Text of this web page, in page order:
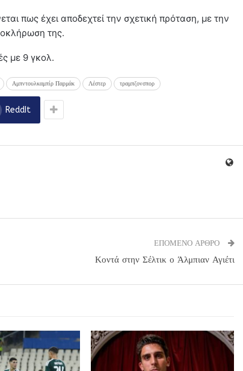
πως έχει αποδεχτεί την σχετική πρόταση, με την
της.
με 9 γκολ.
Αμπντουλκαμπίρ Παρμάκ Λέστερ τραμπζονσπορ
ReddIt
ΕΠΟΜΕΝΟ ΑΡΘΡΟ
Κοντά στην Σέλτικ ο Άλμπιαν Αγιέτι